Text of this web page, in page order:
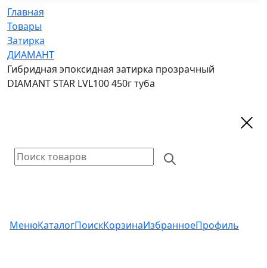
Главная
Товары
Затирка
ДИАМАНТ
Гибридная эпоксидная затирка прозрачный
DIAMANT STAR LVL100 450г туба
МенюКаталогПоискКорзинаИзбранноеПрофиль